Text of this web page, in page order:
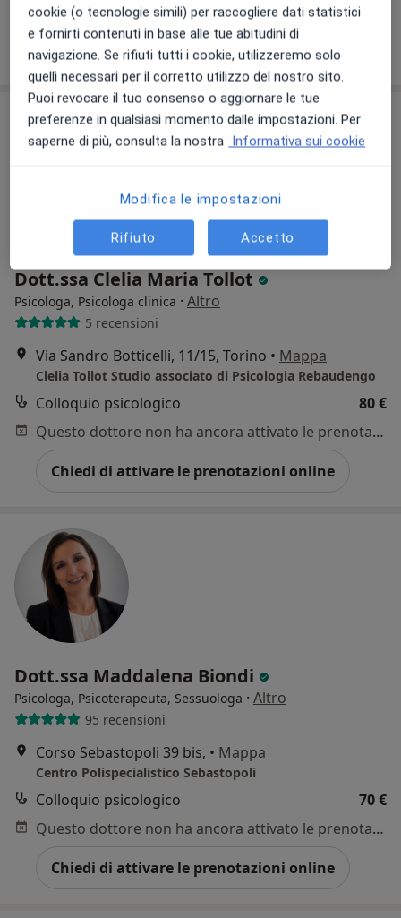
Chiedi di attivare le prenotazioni online
Pagamenti online
Dott.ssa Clelia Maria Tollot
Psicologa, Psicologa clinica · Altro
5 recensioni
Via Sandro Botticelli, 11/15, Torino • Mappa
Clelia Tollot Studio associato di Psicologia Rebaudengo
Colloquio psicologico
80 €
Questo dottore non ha ancora attivato le prenotazioni online presso questo indirizzo.
Chiedi di attivare le prenotazioni online
Dott.ssa Maddalena Biondi
Psicologa, Psicoterapeuta, Sessuologa · Altro
95 recensioni
Corso Sebastopoli 39 bis, • Mappa
Centro Polispecialistico Sebastopoli
Colloquio psicologico
70 €
Questo dottore non ha ancora attivato le prenotazioni online presso questo indirizzo.
Chiedi di attivare le prenotazioni online
cookie (o tecnologie simili) per raccogliere dati statistici
e fornirti contenuti in base alle tue abitudini di
navigazione. Se rifiuti tutti i cookie, utilizzeremo solo
quelli necessari per il corretto utilizzo del nostro sito.
Puoi revocare il tuo consenso o aggiornare le tue
preferenze in qualsiasi momento dalle impostazioni. Per
saperne di più, consulta la nostra Informativa sui cookie
Modifica le impostazioni
Rifiuto Accetto